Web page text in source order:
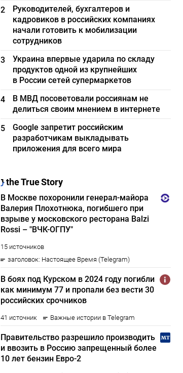
2
Руководителей, бухгалтеров и
кадровиков в российских компаниях
начали готовить к мобилизации
сотрудников
3
Украина впервые ударила по складу
продуктов одной из крупнейших
в России сетей супермаркетов
4
В МВД посоветовали россиянам не
делиться своим мнением в интернете
5
Google запретит российским
разработчикам выкладывать
приложения для всего мира